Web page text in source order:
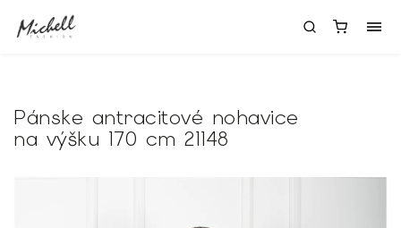
Pánske antracitové nohavice
na výšku 170 cm 21148